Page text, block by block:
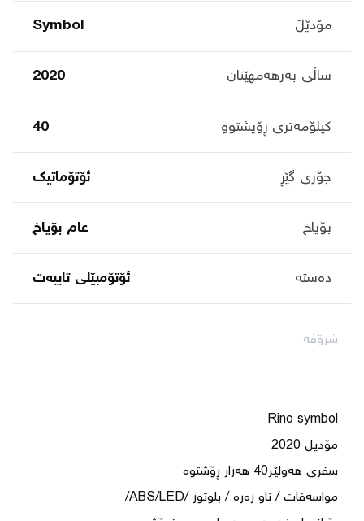
مۆدێڵ Symbol
ساڵی بەرهەمهێنان 2020
کیلۆمەتری ڕۆیشتوو 40
جۆری گێڕ ئۆتۆماتیک
بۆیاخ عام بۆیاخ
دەستە ئۆتۆمبێلی تایبه‌ت
شرۆڤە